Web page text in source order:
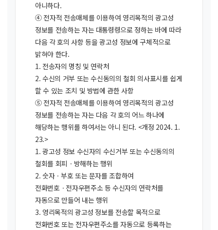
아니하다.
④ 전자적 전송매체를 이용하여 영리목적의 광고성
정보를 전송하는 자는 대통령령으로 정하는 바에 따라
다음 각 호의 사항 등을 광고성 정보에 구체적으로
밝혀야 한다.
1. 전송자의 명칭 및 연락처
2. 수신의 거부 또는 수신동의의 철회 의사표시를 쉽게
할 수 있는 조치 및 방법에 관한 사항
⑤ 전자적 전송매체를 이용하여 영리목적의 광고성
정보를 전송하는 자는 다음 각 호의 어느 하나에
해당하는 행위를 하여서는 아니 된다. <개정 2024. 1.
23.>
1. 광고성 정보 수신자의 수신거부 또는 수신동의의
철회를 회피ㆍ방해하는 행위
2. 숫자ㆍ부호 또는 문자를 조합하여
전화번호ㆍ전자우편주소 등 수신자의 연락처를
자동으로 만들어 내는 행위
3. 영리목적의 광고성 정보를 전송할 목적으로
전화번호 또는 전자우편주소를 자동으로 등록하는